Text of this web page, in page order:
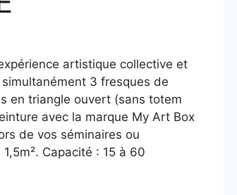
artistique collective et
3 fresques de
en triangle ouvert (sans totem
avec la marque My Art Box
de vos séminaires ou
Capacité : 15 à 60